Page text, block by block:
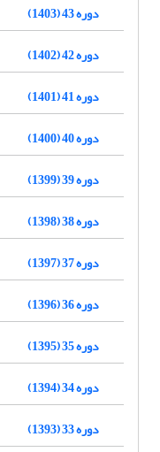
دوره 43 (1403)
دوره 42 (1402)
دوره 41 (1401)
دوره 40 (1400)
دوره 39 (1399)
دوره 38 (1398)
دوره 37 (1397)
دوره 36 (1396)
دوره 35 (1395)
دوره 34 (1394)
دوره 33 (1393)